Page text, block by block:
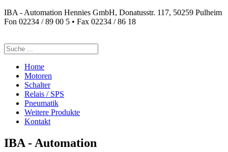
IBA - Automation Hennies GmbH, Donatusstr. 117, 50259 Pulheim
Fon 02234 / 89 00 5 • Fax 02234 / 86 18
Suchen
nach:
Home
Motoren
Schalter
Relais / SPS
Pneumatik
Weitere Produkte
Kontakt
IBA - Automation